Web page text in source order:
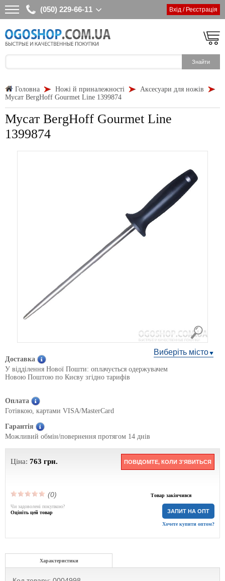
(050) 229-66-11 Вхід / Реєстрація
Головна Ножі й приналежності
Аксесуари для ножів
Мусат BergHoff Gourmet Line 1399874
Мусат BergHoff Gourmet Line
1399874
Виберіть місто
Доставка
У відділення Нової Пошти: оплачується одержувачем
Новою Поштою по Києву згідно тарифів
Оплата
Готівкою, картами VISA/MasterCard
Гарантія
Можливий обмін/повернення протягом 14 днів
Ціна: 763 грн. ПОВІДОМТЕ, КОЛИ З'ЯВИТЬСЯ
(0) Товар закінчився
ЗАПИТ НА ОПТ
Хочете купити оптом?
Чи задоволені покупкою?
Оцініть цей товар
Характеристики